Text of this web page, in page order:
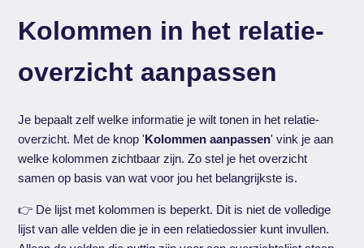
Kolommen in het relatie-
overzicht aanpassen
Je bepaalt zelf welke informatie je wilt tonen in het relatie-
overzicht. Met de knop 'Kolommen aanpassen' vink je aan
welke kolommen zichtbaar zijn. Zo stel je het overzicht
samen op basis van wat voor jou het belangrijkste is.
👉 De lijst met kolommen is beperkt. Dit is niet de volledige
lijst van alle velden die je in een relatiedossier kunt invullen.